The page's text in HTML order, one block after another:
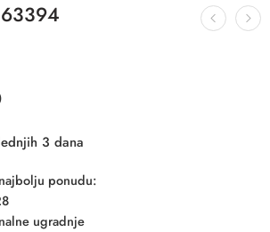
3 dana
ponudu:
ugradnje